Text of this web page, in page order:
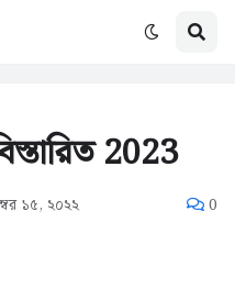
2023
১৫, ২০২২ 0